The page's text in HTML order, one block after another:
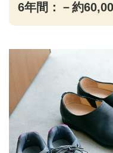
6年間：－約